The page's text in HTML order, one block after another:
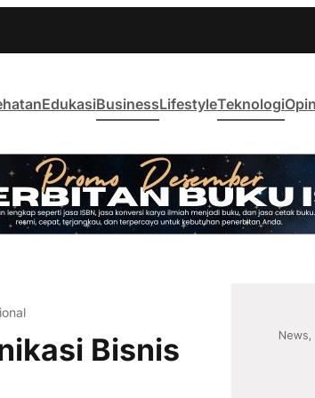
EdukasiBusinessLifestyleTeknologi
Bisnis